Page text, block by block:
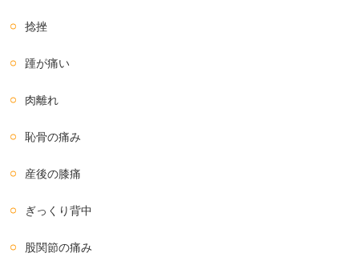
捻挫
踵が痛い
肉離れ
恥骨の痛み
産後の膝痛
ぎっくり背中
股関節の痛み